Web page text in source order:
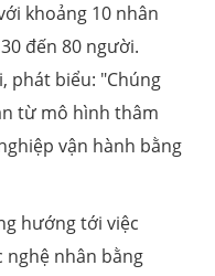
khoảng 10 nhân
đến 80 người.
phát biểu: "Chúng
từ mô hình thâm
vận hành bằng
hướng tới việc
nghệ nhân bằng